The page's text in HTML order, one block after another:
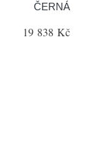
ČERNÁ
19 838 Kč